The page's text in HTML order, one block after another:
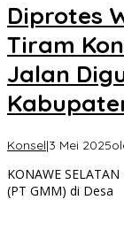
Diprotes
Tiram
Jalan
Konsel|3 Mei 2025
KONAWE
(PT GMM) di Desa